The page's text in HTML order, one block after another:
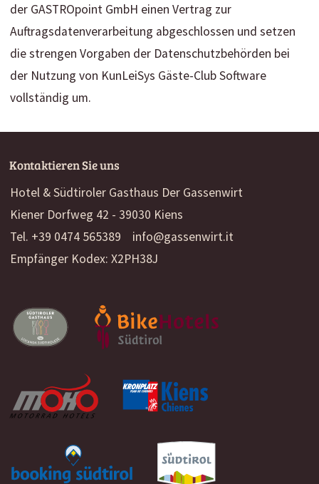
der GASTROpoint GmbH einen Vertrag zur
Auftragsdatenverarbeitung abgeschlossen und setzen
die strengen Vorgaben der Datenschutzbehörden bei
der Nutzung von KunLeiSys Gäste-Club Software
vollständig um.
Kontaktieren Sie uns
Hotel & Südtiroler Gasthaus Der Gassenwirt
Kiener Dorfweg 42 - 39030 Kiens
Tel. +39 0474 565389 info@gassenwirt.it
Empfänger Kodex: X2PH38J